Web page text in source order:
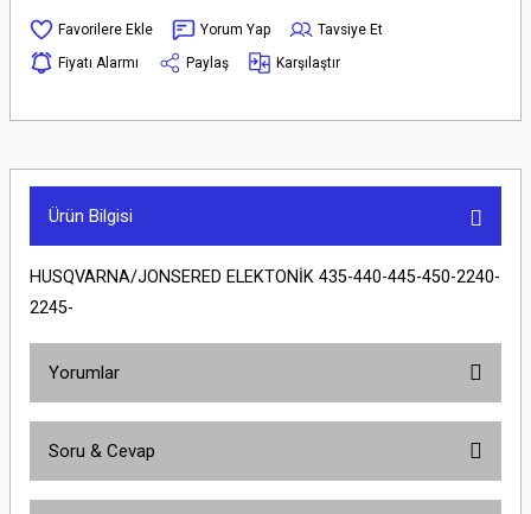
Yorum Yap
Tavsiye Et
Fiyatı Alarmı
Paylaş Karşılaştır
Ürün Bilgisi
HUSQVARNA/JONSERED ELEKTONİK 435-440-445-450-2240-
2245-
Yorumlar
Soru & Cevap